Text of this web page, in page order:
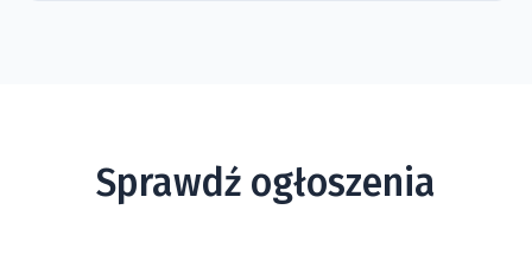
Sprawdź ogłoszenia